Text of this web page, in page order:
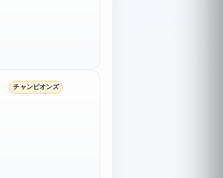
チャンピオンズ